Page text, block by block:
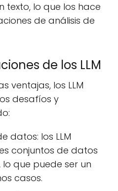
texto, lo que los hace
de análisis de
de los LLM
ventajas, los LLM
desafíos y
datos: los LLM
conjuntos de datos
que puede ser un
casos.